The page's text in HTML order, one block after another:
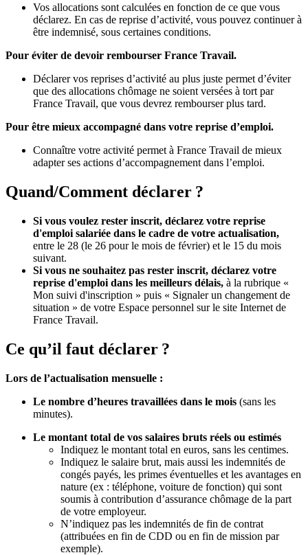
Vos allocations sont calculées en fonction de ce que vous
déclarez. En cas de reprise d’activité, vous pouvez continuer à
être indemnisé, sous certaines conditions.
Pour éviter de devoir rembourser France Travail.
Déclarer vos reprises d’activité au plus juste permet d’éviter
que des allocations chômage ne soient versées à tort par
France Travail, que vous devrez rembourser plus tard.
Pour être mieux accompagné dans votre reprise d’emploi.
Connaître votre activité permet à France Travail de mieux
adapter ses actions d’accompagnement dans l’emploi.
Quand/Comment déclarer ?
Si vous voulez rester inscrit, déclarez votre reprise
d'emploi salariée dans le cadre de votre actualisation,
entre le 28 (le 26 pour le mois de février) et le 15 du mois
suivant.
Si vous ne souhaitez pas rester inscrit, déclarez votre
reprise d'emploi dans les meilleurs délais, à la rubrique «
Mon suivi d'inscription » puis « Signaler un changement de
situation » de votre Espace personnel sur le site Internet de
France Travail.
Ce qu’il faut déclarer ?
Lors de l’actualisation mensuelle :
Le nombre d’heures travaillées dans le mois (sans les
minutes).
Le montant total de vos salaires bruts réels ou estimés
Indiquez le montant total en euros, sans les centimes.
Indiquez le salaire brut, mais aussi les indemnités de
congés payés, les primes éventuelles et les avantages en
nature (ex : téléphone, voiture de fonction) qui sont
soumis à contribution d’assurance chômage de la part
de votre employeur.
N’indiquez pas les indemnités de fin de contrat
(attribuées en fin de CDD ou en fin de mission par
exemple).